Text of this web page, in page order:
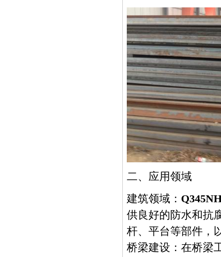
二、应用领域
建筑领域：
供良好的防水和抗
杆、平台等部件，
桥梁建设：在桥梁